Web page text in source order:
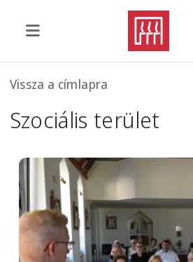
Morzsa
Vissza a címlapra
Szociális terület
Image